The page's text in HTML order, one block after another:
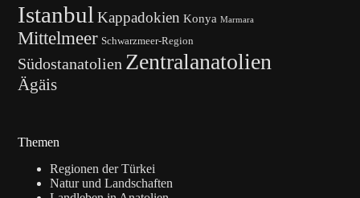
Istanbul Kappadokien Konya Marmara
Mittelmeer Schwarzmeer-Region
Südostanatolien Zentralanatolien
Ägäis
Themen
Regionen der Türkei
Natur und Landschaften